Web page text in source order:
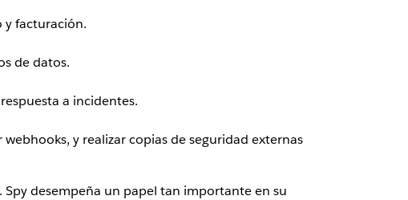
y facturación.
de datos.
a incidentes.
y realizar copias de seguridad externas
desempeña un papel tan importante en su